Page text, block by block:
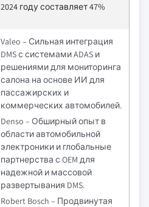
2024 году составляет 47%
Valeo – Сильная интеграция
DMS с системами ADAS и
решениями для мониторинга
салона на основе ИИ для
пассажирских и
коммерческих автомобилей.
Denso – Обширный опыт в
области автомобильной
электроники и глобальные
партнерства с OEM для
надежной и массовой
развертывания DMS.
Robert Bosch – Продвинутая